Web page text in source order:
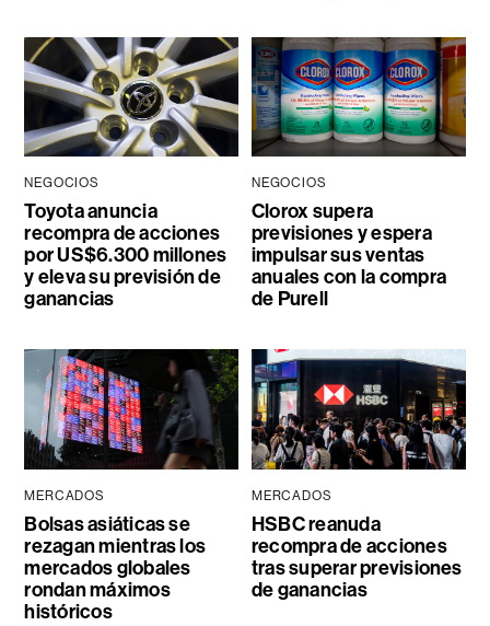
NEGOCIOS
Toyota anuncia
recompra de acciones
por US$6.300 millones
y eleva su previsión de
ganancias
NEGOCIOS
Clorox supera
previsiones y espera
impulsar sus ventas
anuales con la compra
de Purell
MERCADOS
Bolsas asiáticas se
rezagan mientras los
mercados globales
rondan máximos
históricos
MERCADOS
HSBC reanuda
recompra de acciones
tras superar previsiones
de ganancias